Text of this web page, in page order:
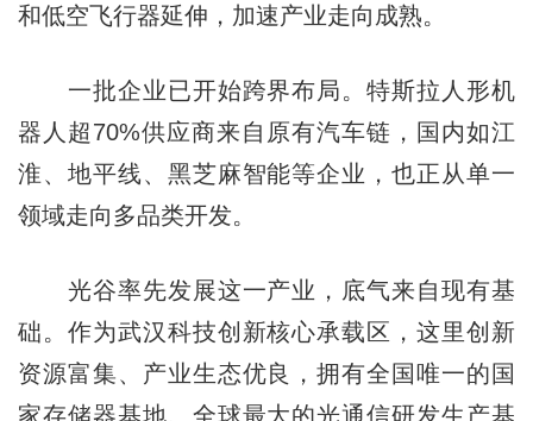
和低空飞行器延伸，加速产业走向成熟。
一批企业已开始跨界布局。特斯拉人形机
器人超70%供应商来自原有汽车链，国内如江
淮、地平线、黑芝麻智能等企业，也正从单一
领域走向多品类开发。
光谷率先发展这一产业，底气来自现有基
础。作为武汉科技创新核心承载区，这里创新
资源富集、产业生态优良，拥有全国唯一的国
家存储器基地、全球最大的光通信研发生产基